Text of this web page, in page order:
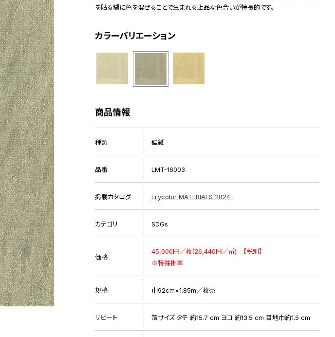
を貼る糊に色を混ぜることで生まれる上品な色合いが特長的です。
カラーバリエーション
商品情報
種類 壁紙
品番 LMT-16003
掲載カタログ Lilycolor MATERIALS 2024-
カテゴリ SDGs
価格
45,000円／枚(26,440円／㎡) 【税別】
※特殊掛率
規格 巾92cm×1.85m／枚売
リピート 箔サイズ タテ 約15.7 cm ヨコ 約13.5 cm 目地巾約1.5 cm